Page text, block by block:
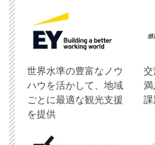
世界水準の豊富なノウ
ハウを活かして、地域
ごとに最適な観光支援
を提供
交
満
課